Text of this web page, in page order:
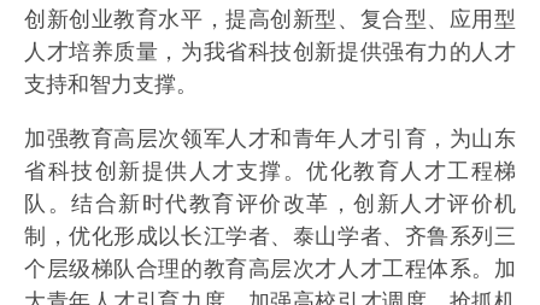
创新创业教育水平，提高创新型、复合型、应用型
人才培养质量，为我省科技创新提供强有力的人才
支持和智力支撑。
加强教育高层次领军人才和青年人才引育，为山东
省科技创新提供人才支撑。优化教育人才工程梯
队。结合新时代教育评价改革，创新人才评价机
制，优化形成以长江学者、泰山学者、齐鲁系列三
个层级梯队合理的教育高层次才人才工程体系。加